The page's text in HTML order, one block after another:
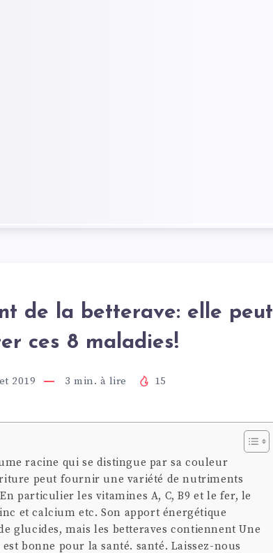
de la betterave: elle peut
ces 8 maladies!
2019 3 min. à lire 15
racine qui se distingue par sa couleur
peut fournir une variété de nutriments
particulier les vitamines A, C, B9 et le fer, le
et calcium etc. Son apport énergétique
glucides, mais les betteraves contiennent Une
bonne pour la santé. santé. Laissez-nous